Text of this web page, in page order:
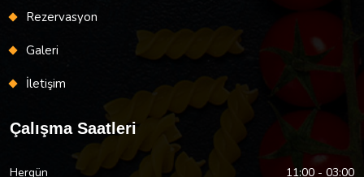
Rezervasyon
Galeri
İletişim
Çalışma Saatleri